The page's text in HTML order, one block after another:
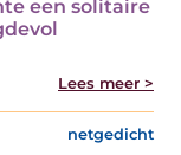
een solitaire
Lees meer >
netgedicht